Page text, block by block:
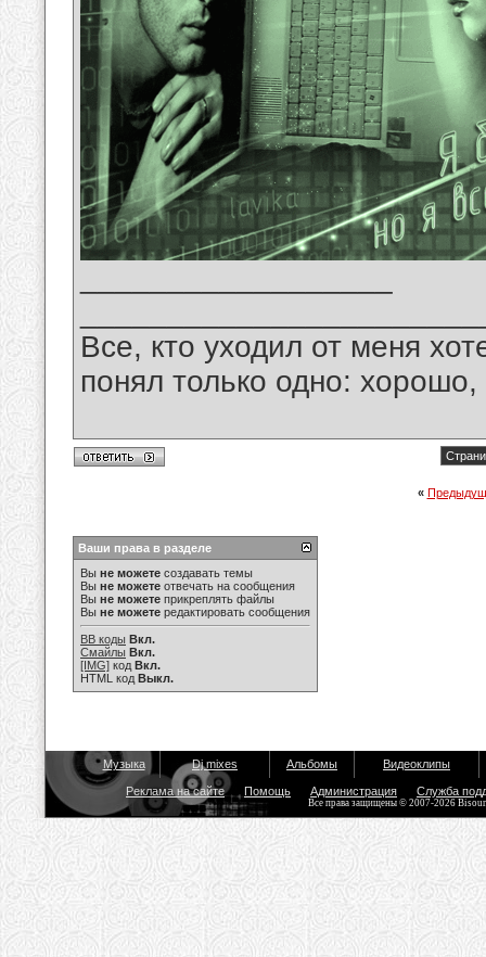
Все, кто уходил от меня
понял только одно:
«
Ваши права в разделе
Вы не можете создавать темы
Вы не можете отвечать на сообщения
Вы не можете прикреплять файлы
Вы не можете редактировать сообщения
BB коды Вкл.
Смайлы Вкл.
[IMG] код Вкл.
HTML код Выкл.
Музыка Dj mixes Альбомы Видеоклипы
Реклама на сайте Помощь Администрация Служба
Все права защищены © 2007-2026